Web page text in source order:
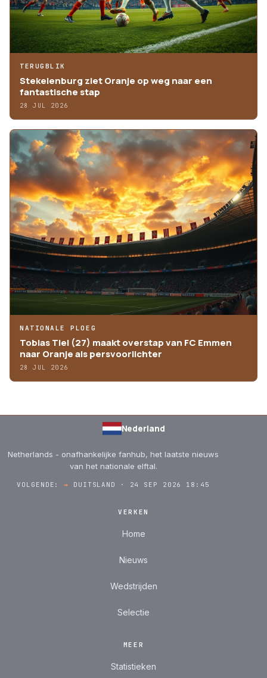
TERUGBLIK
Stekelenburg ziet Oranje op weg naar een
fantastische stap
28 JUL 2026
NATIONALE PLOEG
Tobias Tiel (27) maakt overstap van FC Emmen
naar Oranje als persvoorlichter
28 JUL 2026
Nederland
Netherlands - onafhankelijke fanhub, het laatste nieuws
van het nationale elftal.
VOLGENDE:→ DUITSLAND · 24 SEP 2026 18:45
VERKEN
Home
Nieuws
Wedstrijden
Selectie
MEER
Statistieken